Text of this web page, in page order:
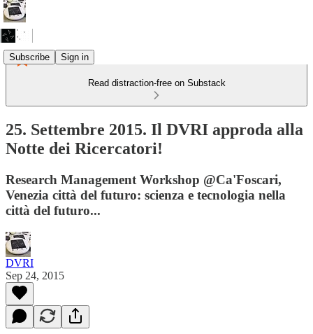
Subscribe Sign in
Read distraction-free on Substack
25. Settembre 2015. Il DVRI approda alla
Notte dei Ricercatori!
Research Management Workshop @Ca'Foscari,
Venezia città del futuro: scienza e tecnologia nella
città del futuro...
DVRI
Sep 24, 2015